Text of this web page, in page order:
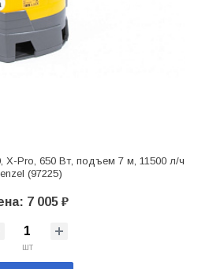
Pro, 650 Вт, подъем 7 м, 11500 л/ч
(97225)
7 005 ₽
шт